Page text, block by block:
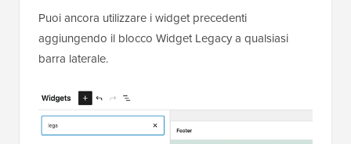
Puoi ancora utilizzare i widget precedenti
aggiungendo il blocco Widget Legacy a qualsiasi
barra laterale.